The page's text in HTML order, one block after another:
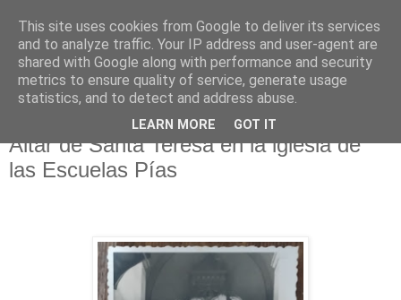
Hermandad de la
Santísima Cruz
Altar de Santa Teresa en la iglesia de
las Escuelas Pías
This site uses cookies from Google to deliver its services
and to analyze traffic. Your IP address and user-agent are
shared with Google along with performance and security
metrics to ensure quality of service, generate usage
statistics, and to detect and address abuse.
LEARN MORE GOT IT